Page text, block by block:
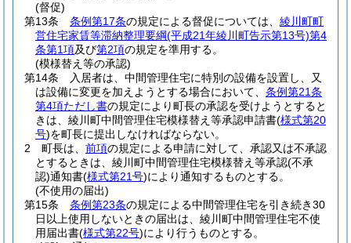
(督促)
第13条
条例第17条の規定による督促については、 綾川町町
営住宅家賃等滞納整理要綱(平成21年綾川町告示第13号)第4
条第1項及び第2項の規定を準用する。
(模様替え等の承認)
第14条
入居者は、中間管理住宅に特別の設備を設置し、又
は設備に変更を加えようとする場合において、 条例第21条
第4項ただし書の規定により町長の承認を受けようとすると
きは、綾川町中間管理住宅模様替え等承認申請書(様式第20
号)を町長に提出しなければならない。
2
町長は、 前項の規定による申請に対して、承認又は不承認
とするときは、綾川町中間管理住宅模様替え等承認(不承
認)通知書(様式第21号)により通知するものとする。
(不使用の届出)
第15条
条例第23条の規定による中間管理住宅を引き続き30
日以上使用しないときの届出は、綾川町中間管理住宅不使
用届出書(様式第22号)により行うものとする。